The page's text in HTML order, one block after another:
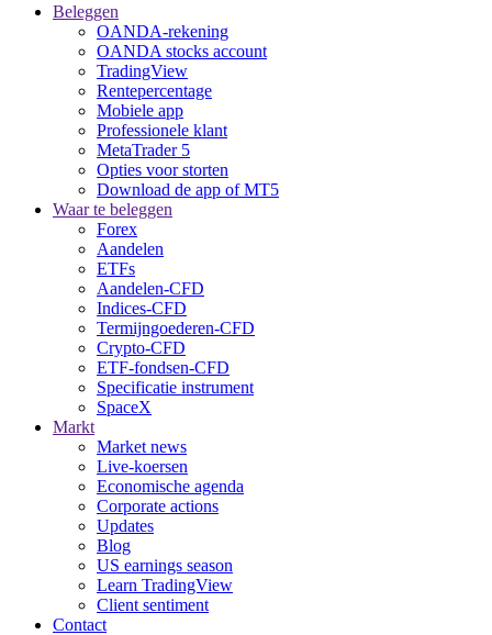
Beleggen
OANDA-rekening
OANDA stocks account
TradingView
Rentepercentage
Mobiele app
Professionele klant
MetaTrader 5
Opties voor storten
Download de app of MT5
Waar te beleggen
Forex
Aandelen
ETFs
Aandelen-CFD
Indices-CFD
Termijngoederen-CFD
Crypto-CFD
ETF-fondsen-CFD
Specificatie instrument
SpaceX
Markt
Market news
Live-koersen
Economische agenda
Corporate actions
Updates
Blog
US earnings season
Learn TradingView
Client sentiment
Contact